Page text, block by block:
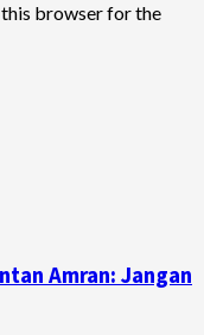
this browser for the
Amran: Jangan